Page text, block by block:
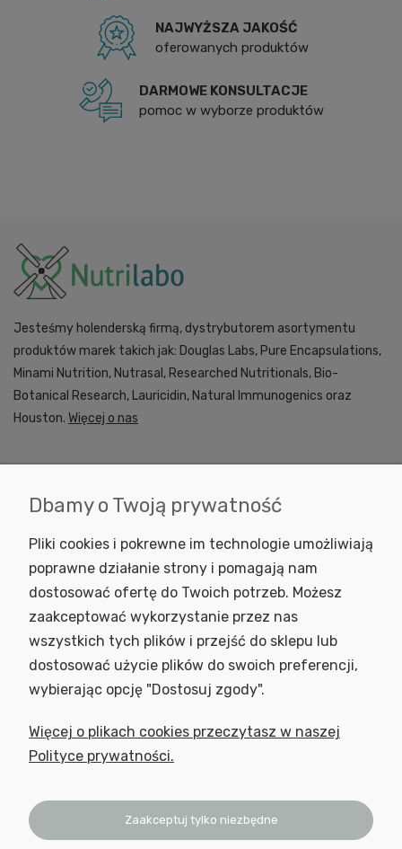
NAJWYŻSZA JAKOŚĆ
oferowanych produktów
DARMOWE KONSULTACJE
pomoc w wyborze produktów
Jesteśmy holenderską firmą, dystrybutorem asortymentu
produktów marek takich jak: Douglas Labs, Pure Encapsulations,
Minami Nutrition, Nutrasal, Researched Nutritionals, Bio-
Botanical Research, Lauricidin, Natural Immunogenics oraz
Houston. Więcej o nas
KONTAKT
INFORMACJE
SKLEP
NEWSLETTER
Podaj swój adres e-mail, jeżeli chcesz otrzymywać informacje o
nowościach i promocjach.
Wyrażam zgodę na otrzymywanie newslettera z inspiracjami,
Dbamy o Twoją prywatność
Pliki cookies i pokrewne im technologie umożliwiają
poprawne działanie strony i pomagają nam
dostosować ofertę do Twoich potrzeb. Możesz
zaakceptować wykorzystanie przez nas
wszystkich tych plików i przejść do sklepu lub
dostosować użycie plików do swoich preferencji,
wybierając opcję "Dostosuj zgody".
Więcej o plikach cookies przeczytasz w naszej
Polityce prywatności.
Zaakceptuj tylko niezbędne